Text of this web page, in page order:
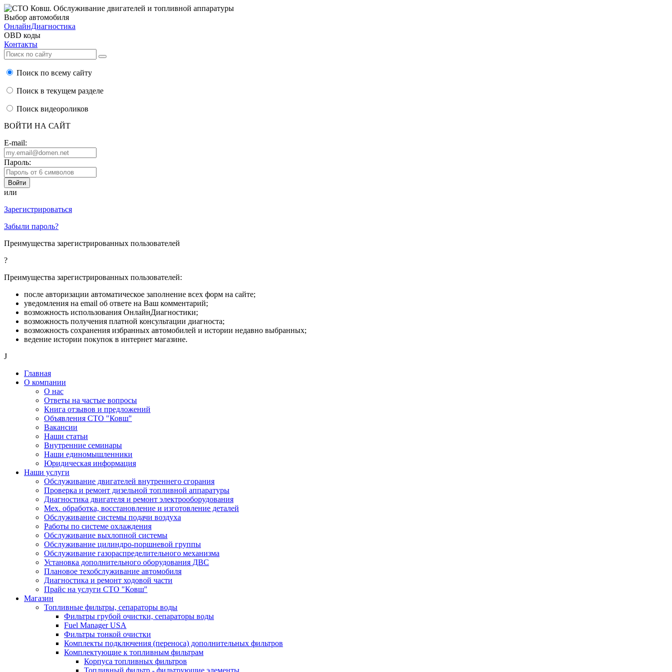
Выбор автомобиля
ОнлайнДиагностика
OBD коды
Контакты
Поиск по всему сайту
Поиск в текущем разделе
Поиск видеороликов
ВОЙТИ НА САЙТ
E-mail:
Пароль:
или
Зарегистрироваться
Забыли пароль?
Преимущества зарегистрированных пользователей
?
Преимущества зарегистрированных пользователей:
после авторизации автоматическое заполнение всех форм на сайте;
уведомления на email об ответе на Ваш комментарий;
возможность использования ОнлайнДиагностики;
возможность получения платной консультации диагноста;
возможность сохранения избранных автомобилей и истории недавно выбранных;
ведение истории покупок в интернет магазине.
J
Главная
О компании
О нас
Ответы на частые вопросы
Книга отзывов и предложений
Объявления СТО "Ковш"
Вакансии
Наши статьи
Внутренние семинары
Наши единомышленники
Юридическая информация
Наши услуги
Обслуживание двигателей внутреннего сгорания
Проверка и ремонт дизельной топливной аппаратуры
Диагностика двигателя и ремонт электрооборудования
Мех. обработка, восстановление и изготовление деталей
Обслуживание системы подачи воздуха
Работы по системе охлаждения
Обслуживание выхлопной системы
Обслуживание цилиндро-поршневой группы
Обслуживание газораспределительного механизма
Установка дополнительного оборудования ДВС
Плановое техобслуживание автомобиля
Диагностика и ремонт ходовой части
Прайс на услуги СТО "Ковш"
Магазин
Топливные фильтры, сепараторы воды
Фильтры грубой очистки, сепараторы воды
Fuel Manager USA
Фильтры тонкой очистки
Комплекты подключения (переноса) дополнительных фильтров
Комплектующие к топливным фильтрам
Корпуса топливных фильтров
Топливный фильтр - фильтрующие элементы